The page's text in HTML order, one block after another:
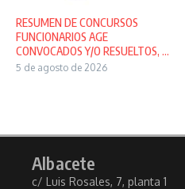
RESUMEN DE CONCURSOS
FUNCIONARIOS AGE
CONVOCADOS Y/O RESUELTOS, ...
5 de agosto de 2026
Albacete
c/ Luis Rosales, 7, planta 1